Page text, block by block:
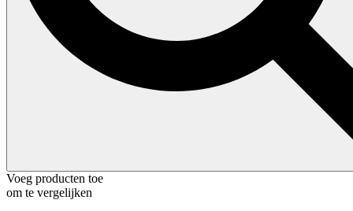
Voeg producten toe
om te vergelijken